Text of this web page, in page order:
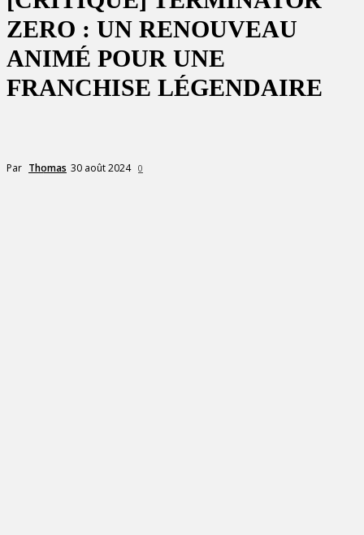
ZERO : UN RENOUVEAU
ANIMÉ POUR UNE
FRANCHISE LÉGENDAIRE
Par Thomas 30 août 2024 0